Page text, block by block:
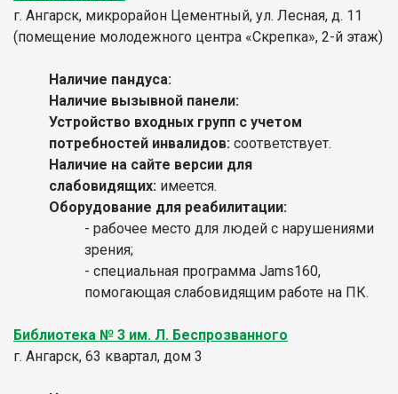
г. Ангарск, микрорайон Цементный, ул. Лесная, д. 11
(помещение молодежного центра «Скрепка», 2-й этаж)
Наличие пандуса:
Наличие вызывной панели:
Устройство входных групп с учетом
потребностей инвалидов: соответствует.
Наличие на сайте версии для
слабовидящих: имеется.
Оборудование для реабилитации:
- рабочее место для людей с нарушениями
зрения;
- специальная программа Jams160,
помогающая слабовидящим работе на ПК.
Библиотека № 3 им. Л. Беспрозванного
г. Ангарск, 63 квартал, дом 3